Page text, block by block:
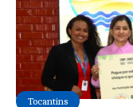
Tocantins